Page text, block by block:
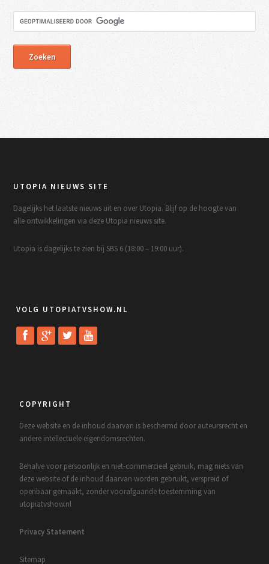
UTOPIA NIEUWS SITE
Dagelijks het laatste nieuws uit en over Utopia. Blijf op de hoogte van
alle ontwikkelingen via deze Utopia nieuws site.
Utopia is dagelijks te zien bij SBS 6 (18:00 – 19:00 uur).
VOLG UTOPIATVSHOW.NL
COPYRIGHT
Deze website en de inhoud daarvan is beschermd door auteursrecht en
andere intellectuele eigendomsrechten.
Behalve voor persoonlijk en niet-commercieel gebruik, mag niets van
deze website of de inhoud daarvan worden gebruikt, verspreid of
openbaar gemaakt, zonder voorafgaande toestemming van
utopiatvshow.nl
Privacy Statement
Sitemap